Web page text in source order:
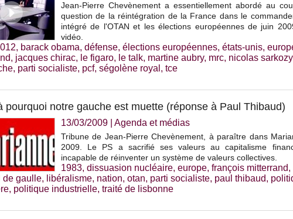
Jean-Pierre Chevènement a essentiellement abordé au
question de la réintégration de la France dans le
intégré de l'OTAN et les élections européennes de juin
vidéo.
, barack obama, défense, élections européennes, états-unis,
, jacques chirac, le figaro, le talk, martine aubry, mrc, nicolas sarkozy
, parti socialiste, pcf, ségolène royal , tce
pourquoi notre gauche est muette (réponse à Paul Thibaud)
13/03/2009 Agenda et médias
Tribune de Jean-Pierre Chevènement, à paraître dans
2009. Le PS a sacrifié ses valeurs au capitalisme
incapable de réinventer un système de valeurs collectives.
1983, dissuasion nucléaire, europe, françois mitterrand,
de gaulle, libéralisme, nation, otan, parti socialiste, paul thibaud,
, politique industrielle, traité de lisbonne